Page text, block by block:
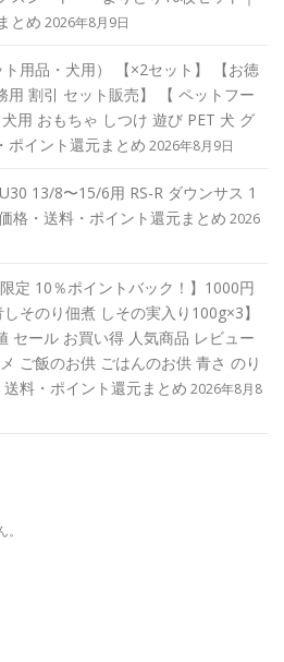
とめ 2026年8月9日
用品・犬用） 【×2セット】 【お徳
用 割引 セット販売】 【 ペットフー
用 おもちゃ しつけ 遊び PET 犬 グ
ポイント還元まとめ 2026年8月9日
13/8〜15/6用 RS-R ダウンサス 1
格・送料・ポイント還元まとめ 2026
定 10％ポイントバック！】1000円
そのり佃煮 しその実入り100g×3】
セール お買い得 人気商品 レビュー
ご飯のお供 ごはんのお供 青さ のり
料・ポイント還元まとめ 2026年8月8